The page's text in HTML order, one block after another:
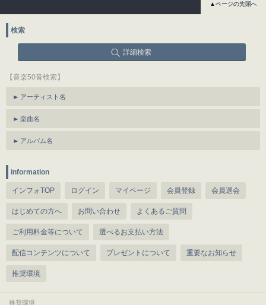
▲ページの先頭へ
検索
詳細検索
【音楽50音検索】
アーティスト名
楽曲名
アルバム名
information
インフォTOP ログイン マイページ 会員登録 会員退会
はじめての方へ お問い合わせ よくあるご質問
ご利用料金等について 選べるお支払い方法
配信コンテンツについて プレゼントについて 重要なお知らせ
推奨環境
推奨環境